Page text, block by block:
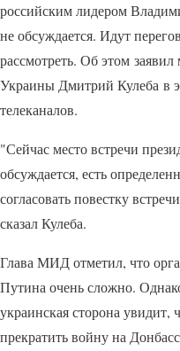
российским лидером
не обсуждается. Идут
рассмотреть. Об этом
Украины Дмитрий Кулеба в
телеканалов.
"Сейчас место встречи
обсуждается, есть
согласовать повестку
сказал Кулеба.
Глава МИД отметил, что
Путина очень сложно.
украинская сторона увидит,
прекратить войну на